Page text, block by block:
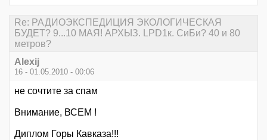
Re: РАДИОЭКСПЕДИЦИЯ ЭКОЛОГИЧЕСКАЯ
БУДЕТ? 9...10 МАЯ! АРХЫЗ. LPD1к. СиБи? 40 и 80
метров?
Alexij
16 - 01.05.2010 - 00:06
не сочтите за спам
Внимание, ВСЕМ !
Диплом Горы Кавказа!!!